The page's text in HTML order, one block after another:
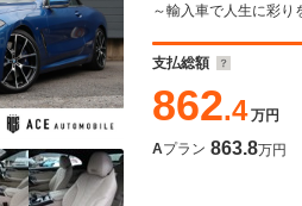
エアスカー
ンク 全周囲
支払総額
862.4 万円
Aプラン 863.8万円